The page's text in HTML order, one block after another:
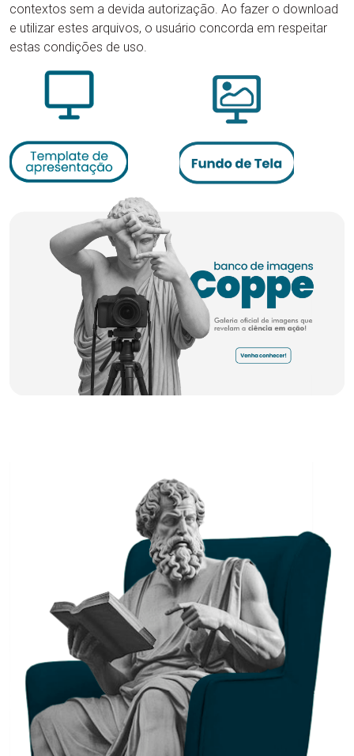
contextos sem a devida autorização. Ao fazer o download
e utilizar estes arquivos, o usuário concorda em respeitar
estas condições de uso.